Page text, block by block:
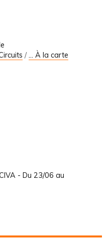
/... À la carte
- Du 23/06 au